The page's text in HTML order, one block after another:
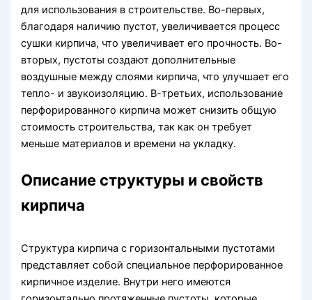
для использования в строительстве. Во-первых,
благодаря наличию пустот, увеличивается процесс
сушки кирпича, что увеличивает его прочность. Во-
вторых, пустоты создают дополнительные
воздушные между слоями кирпича, что улучшает его
тепло- и звукоизоляцию. В-третьих, использование
перфорированного кирпича может снизить общую
стоимость строительства, так как он требует
меньше материалов и времени на укладку.
Описание структуры и свойств
кирпича
Структура кирпича с горизонтальными пустотами
представляет собой специальное перфорированное
кирпичное изделие. Внутри него имеются